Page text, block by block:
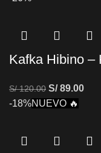
Kafka Hibino –
S/120.00 S/89.00
-18%NUEVO 🔥